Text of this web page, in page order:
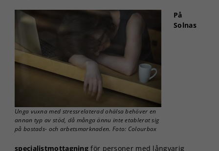
Unga vuxna med stressrelaterad ohälsa behöver en
annan typ av stöd, då många ännu inte etablerat sig
på bostads- och arbetsmarknaden. Foto: Colourbox
På
Solnas
specialistmottagning för personer med långvarig